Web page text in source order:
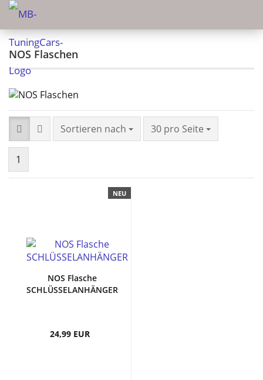
NOS Flaschen
Sortieren nach 30 pro Seite
1
NEU
NOS Flasche
SCHLÜSSELANHÄNGER
24,99 EUR